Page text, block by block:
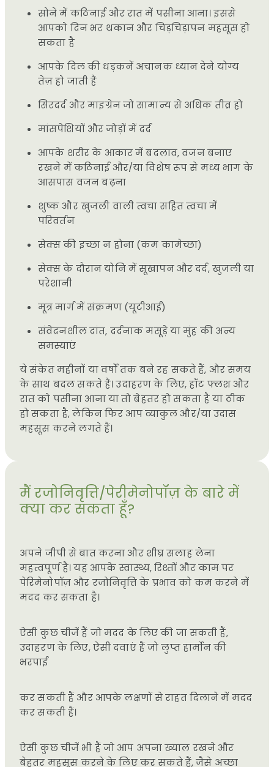
सोने में कठिनाई और रात में पसीना आना। इससे
आपको दिन भर थकान और चिड़चिड़ापन महसूस हो
सकता है
आपके दिल की धड़कनें अचानक ध्यान देने योग्य
तेज़ हो जाती हैं
सिरदर्द और माइग्रेन जो सामान्य से अधिक तीव्र हो
मांसपेशियों और जोड़ों में दर्द
आपके शरीर के आकार में बदलाव, वजन बनाए
रखने में कठिनाई और/या विशेष रूप से मध्य भाग के
आसपास वजन बढ़ना
शुष्क और खुजली वाली त्वचा सहित त्वचा में
परिवर्तन
सेक्स की इच्छा न होना (कम कामेच्छा)
सेक्स के दौरान योनि में सूखापन और दर्द, खुजली या
परेशानी
मूत्र मार्ग में संक्रमण (यूटीआई)
संवेदनशील दांत, दर्दनाक मसूड़े या मुंह की अन्य
समस्याएं
ये संकेत महीनों या वर्षों तक बने रह सकते हैं, और समय
के साथ बदल सकते हैं। उदाहरण के लिए, हॉट फ्लश और
रात को पसीना आना या तो बेहतर हो सकता है या ठीक
हो सकता है, लेकिन फिर आप व्याकुल और/या उदास
महसूस करने लगते हैं।
मैं रजोनिवृत्ति/पेरीमेनोपॉज़ के बारे में
क्या कर सकता हूँ?
अपने जीपी से बात करना और शीघ्र सलाह लेना
महत्वपूर्ण है। यह आपके स्वास्थ्य, रिश्तों और काम पर
पेरिमेनोपॉज़ और रजोनिवृत्ति के प्रभाव को कम करने में
मदद कर सकता है।
ऐसी कुछ चीजें हैं जो मदद के लिए की जा सकती हैं,
उदाहरण के लिए, ऐसी दवाएं हैं जो लुप्त हार्मोन की
भरपाई
कर सकती हैं और आपके लक्षणों से राहत दिलाने में मदद
कर सकती हैं।
ऐसी कुछ चीजें भी हैं जो आप अपना ख्याल रखने और
बेहतर महसूस करने के लिए कर सकते हैं, जैसे अच्छा